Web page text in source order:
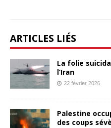
ARTICLES LIÉS
La folie
l’Iran
22 février 2026
Palestine
des coups